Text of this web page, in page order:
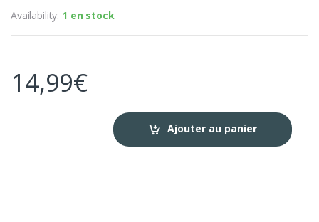
Availability: 1 en stock
14,99€
Ajouter au panier